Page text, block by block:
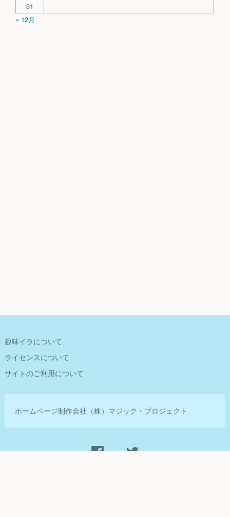
31
« 12月
趣味イラについて
ライセンスについて
サイトのご利用について
ホームページ制作会社 （株）マジック・プロジェクト